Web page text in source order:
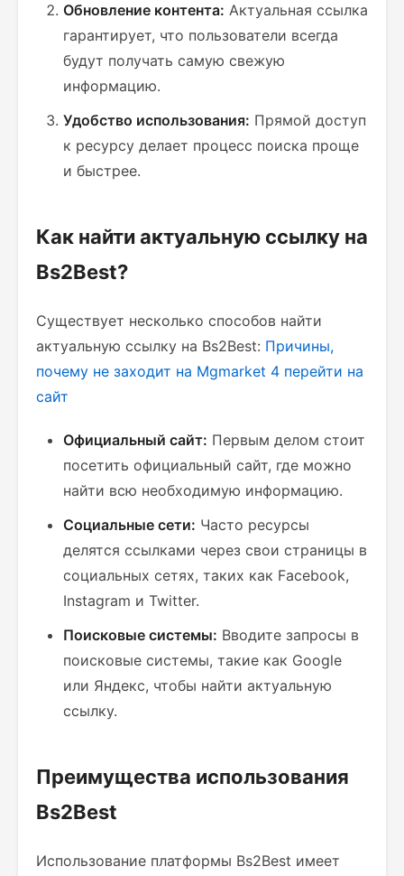
Обновление контента: Актуальная ссылка
гарантирует, что пользователи всегда
будут получать самую свежую
информацию.
Удобство использования: Прямой доступ
к ресурсу делает процесс поиска проще
и быстрее.
Как найти актуальную ссылку на
Bs2Best?
Существует несколько способов найти
актуальную ссылку на Bs2Best: Причины,
почему не заходит на Mgmarket 4 перейти на
сайт
Официальный сайт: Первым делом стоит
посетить официальный сайт, где можно
найти всю необходимую информацию.
Социальные сети: Часто ресурсы
делятся ссылками через свои страницы в
социальных сетях, таких как Facebook,
Instagram и Twitter.
Поисковые системы: Вводите запросы в
поисковые системы, такие как Google
или Яндекс, чтобы найти актуальную
ссылку.
Преимущества использования
Bs2Best
Использование платформы Bs2Best имеет